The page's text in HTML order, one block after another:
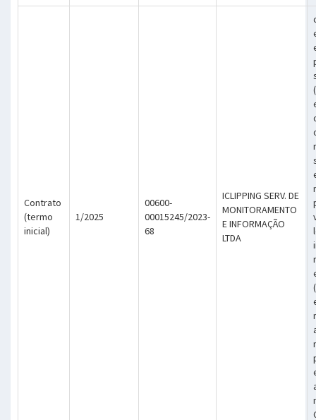
Contrato
(termo
inicial)
1/2025
00600-
00015245/2023-
68
ICLIPPING SERV. DE
MONITORAMENTO
E INFORMAÇÃO
LTDA